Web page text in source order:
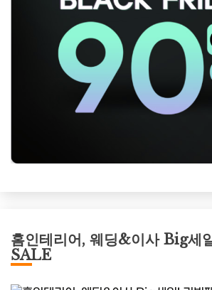
홈인테리어, 웨딩&이사 Big세
SALE